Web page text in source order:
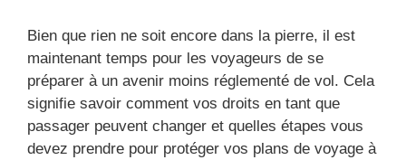
Bien que rien ne soit encore dans la pierre, il est
maintenant temps pour les voyageurs de se
préparer à un avenir moins réglementé de vol. Cela
signifie savoir comment vos droits en tant que
passager peuvent changer et quelles étapes vous
devez prendre pour protéger vos plans de voyage à